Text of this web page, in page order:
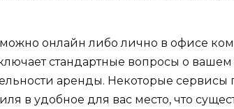
можно онлайн либо лично в офисе
стандартные вопросы о
аренды. Некоторые сервисы
в удобное для вас место, что